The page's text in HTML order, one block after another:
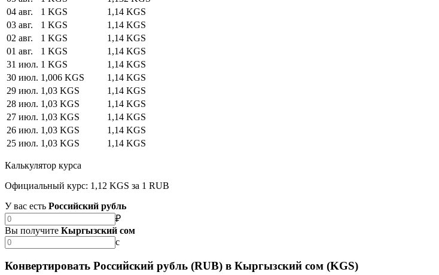
04 авг.
1 KGS
1,14 KGS
03 авг.
1 KGS
1,14 KGS
02 авг.
1 KGS
1,14 KGS
01 авг.
1 KGS
1,14 KGS
31 июл. 1 KGS
1,14 KGS
30 июл. 1,006 KGS
1,14 KGS
29 июл. 1,03 KGS
1,14 KGS
28 июл. 1,03 KGS
1,14 KGS
27 июл. 1,03 KGS
1,14 KGS
26 июл. 1,03 KGS
1,14 KGS
25 июл. 1,03 KGS 1,14 KGS
Калькулятор курса
Официальный курс: 1,12 KGS за 1 RUB
У вас есть Российский рубль
₽
Вы получите Кыргызский сом
с
Конвертировать Российский рубль (RUB) в Кыргызский сом (KGS)